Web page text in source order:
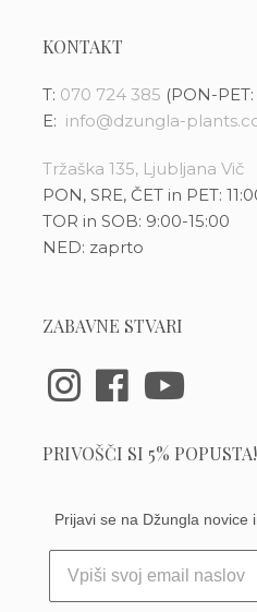
KONTAKT
T: 070 724 385 (PON-
E: info@dzungla-
Tržaška 135, Ljubljana Vič
PON, SRE, ČET in PET:
TOR in SOB: 9:00-15:00
NED: zaprto
ZABAVNE STVARI
PRIVOŠČI SI 5% POPUSTA!
Prijavi se na Džungla novice